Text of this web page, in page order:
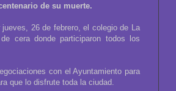
de su muerte.
26 de febrero, el colegio de La
cera donde participaron todos los
con el Ayuntamiento para
que lo disfrute toda la ciudad.